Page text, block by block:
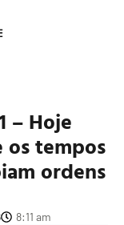
– Hoje
os tempos
ordens
8:11 am